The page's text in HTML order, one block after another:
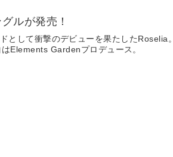
ルが発売！
として衝撃のデビューを果たしたRoselia。
Elements Gardenプロデュース。